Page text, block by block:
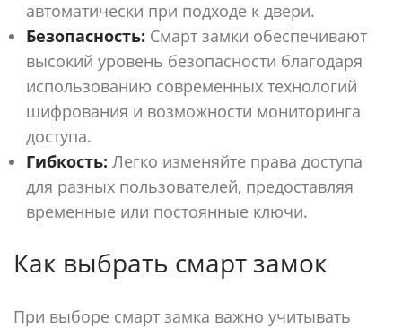
автоматически при подходе к двери.
Безопасность: Смарт замки обеспечивают
высокий уровень безопасности благодаря
использованию современных технологий
шифрования и возможности мониторинга
доступа.
Гибкость: Легко изменяйте права доступа
для разных пользователей, предоставляя
временные или постоянные ключи.
Как выбрать смарт замок
При выборе смарт замка важно учитывать